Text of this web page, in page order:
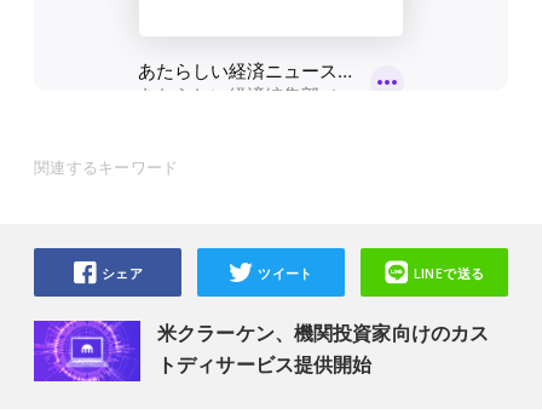
関連するキーワード
米クラーケン、機関投資家向けのカス
トディサービス提供開始
シェア ツイート LINEで送る